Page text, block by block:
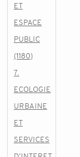
ET
ESPACE
PUBLIC
(1180)
7.
ECOLOGIE
URBAINE
ET
SERVICES